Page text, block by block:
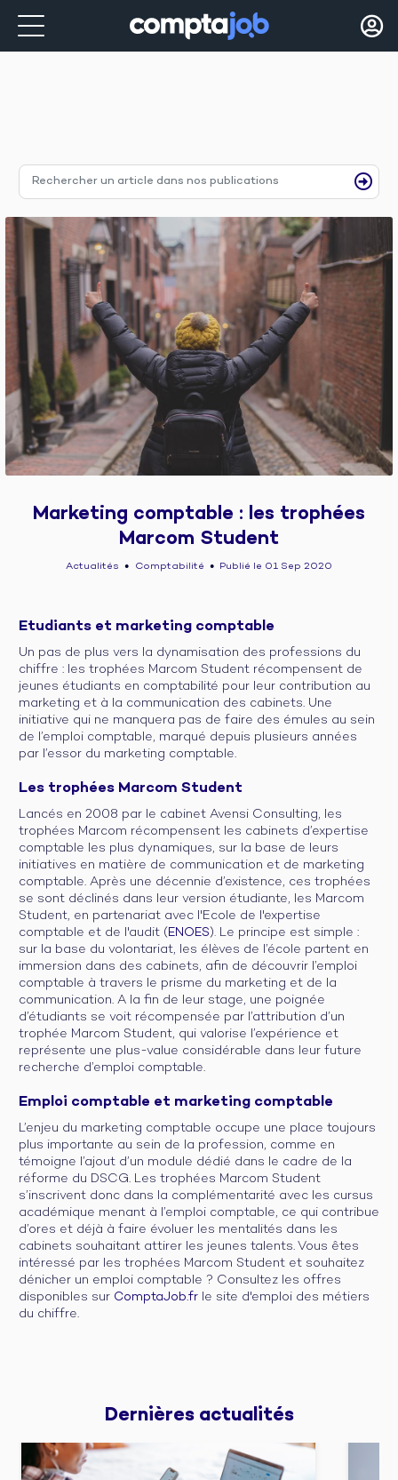
Marketing comptable : les trophées
Marcom Student
Actualités ● Comptabilité ● Publié le 01 Sep 2020
Etudiants et marketing comptable
Un pas de plus vers la dynamisation des professions du
chiffre : les trophées Marcom Student récompensent de
jeunes étudiants en comptabilité pour leur contribution au
marketing et à la communication des cabinets. Une
initiative qui ne manquera pas de faire des émules au sein
de l’emploi comptable, marqué depuis plusieurs années
par l’essor du marketing comptable.
Les trophées Marcom Student
Lancés en 2008 par le cabinet Avensi Consulting, les
trophées Marcom récompensent les cabinets d’expertise
comptable les plus dynamiques, sur la base de leurs
initiatives en matière de communication et de marketing
comptable. Après une décennie d’existence, ces trophées
se sont déclinés dans leur version étudiante, les Marcom
Student, en partenariat avec l'Ecole de l'expertise
comptable et de l'audit (ENOES). Le principe est simple :
sur la base du volontariat, les élèves de l’école partent en
immersion dans des cabinets, afin de découvrir l’emploi
comptable à travers le prisme du marketing et de la
communication. A la fin de leur stage, une poignée
d’étudiants se voit récompensée par l’attribution d’un
trophée Marcom Student, qui valorise l’expérience et
représente une plus-value considérable dans leur future
recherche d’emploi comptable.
Emploi comptable et marketing comptable
L’enjeu du marketing comptable occupe une place toujours
plus importante au sein de la profession, comme en
témoigne l’ajout d’un module dédié dans le cadre de la
réforme du DSCG. Les trophées Marcom Student
s’inscrivent donc dans la complémentarité avec les cursus
académique menant à l’emploi comptable, ce qui contribue
d’ores et déjà à faire évoluer les mentalités dans les
cabinets souhaitant attirer les jeunes talents. Vous êtes
intéressé par les trophées Marcom Student et souhaitez
dénicher un emploi comptable ? Consultez les offres
disponibles sur ComptaJob.fr le site d'emploi des métiers
du chiffre.
Dernières actualités